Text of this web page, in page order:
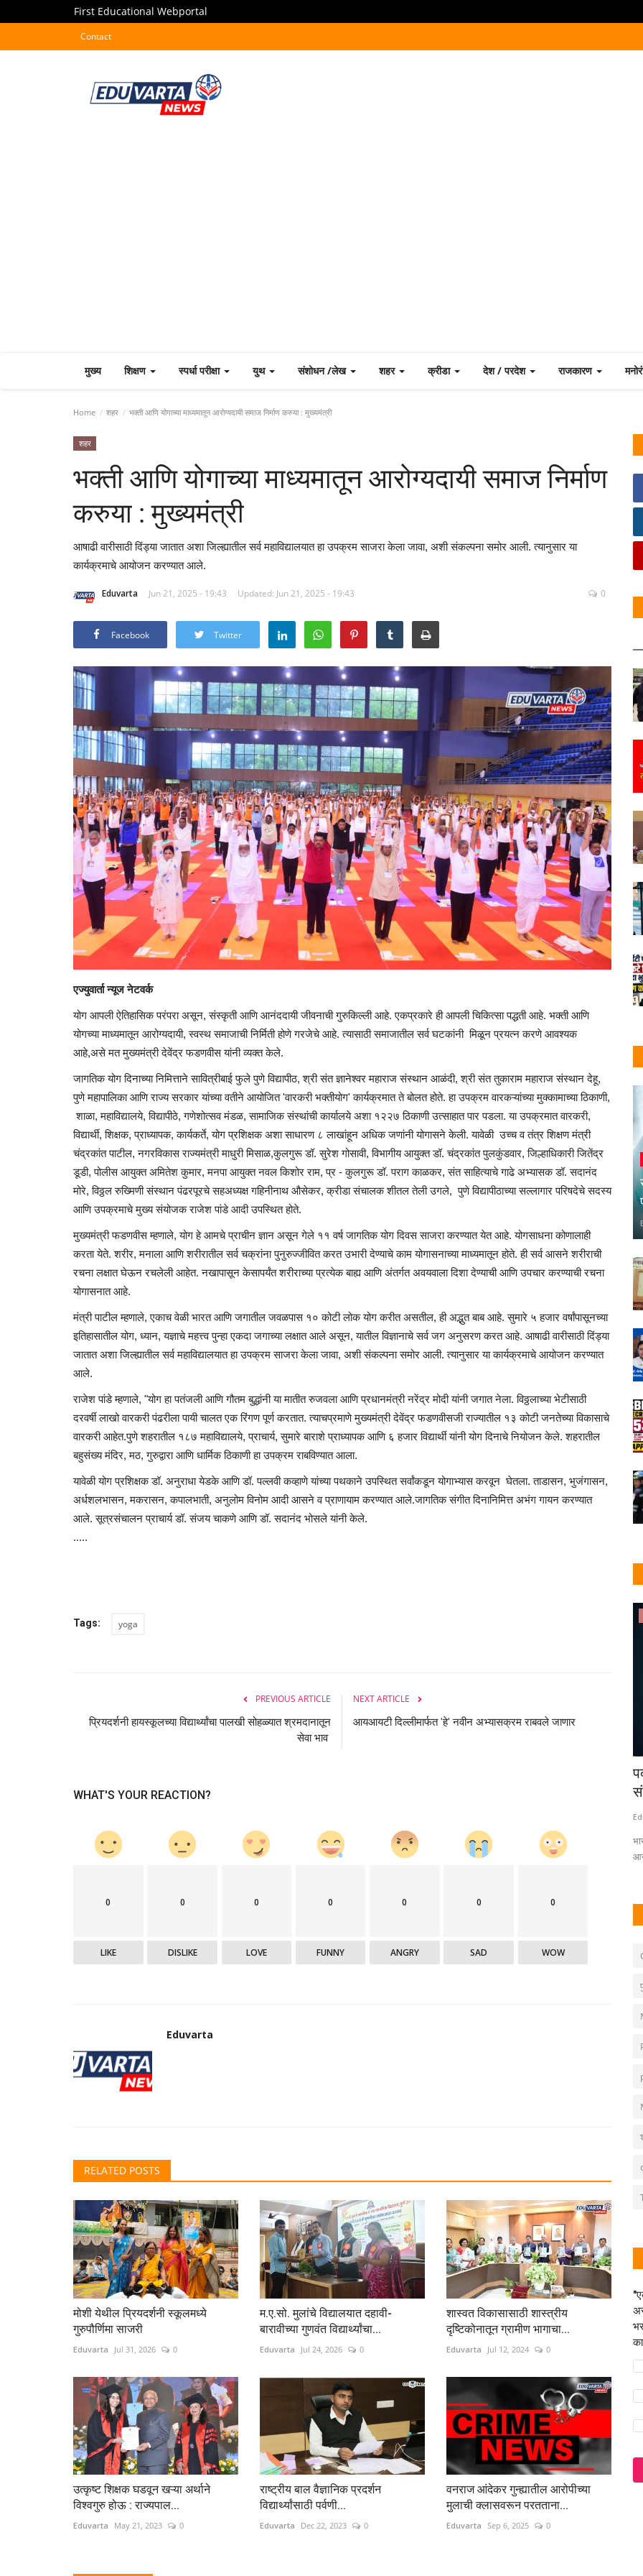
First Educational Webportal
Contact
मुख्य शिक्षण स्पर्धा परीक्षा युथ संशोधन /लेख शहर क्रीडा देश / परदेश राजकारण
Home शहर भक्ती आणि योगाच्या माध्यमातून आरोग्यदायी समाज निर्माण करुया : मुख्यमंत्री
शहर
भक्ती आणि योगाच्या माध्यमातून आरोग्यदायी समाज निर्माण
करुया : मुख्यमंत्री
आषाढी वारीसाठी दिंड्या जातात अशा जिल्ह्यातील सर्व महाविद्यालयात हा उपक्रम साजरा केला जावा, अशी संकल्पना समोर आली. त्यानुसार या
कार्यक्रमाचे आयोजन करण्यात आले.
Eduvarta Jun 21, 2025 - 19:43 Updated: Jun 21, 2025 - 19:43 0
Facebook Twitter
एज्युवार्ता न्यूज नेटवर्क
योग आपली ऐतिहासिक परंपरा असून, संस्कृती आणि आनंददायी जीवनाची गुरुकिल्ली आहे. एकप्रकारे ही आपली चिकित्सा पद्धती आहे. भक्ती आणि
योगच्या माध्यमातून आरोग्यदायी, स्वस्थ समाजाची निर्मिती होणे गरजेचे आहे. त्यासाठी समाजातील सर्व घटकांनी मिळून प्रयत्न करणे आवश्यक
आहे,असे मत मुख्यमंत्री देवेंद्र फडणवीस यांनी व्यक्त केले.
जागतिक योग दिनाच्या निमित्ताने सावित्रीबाई फुले पुणे विद्यापीठ, श्री संत ज्ञानेश्वर महाराज संस्थान आळंदी, श्री संत तुकाराम महाराज संस्थान देहू,
पुणे महापालिका आणि राज्य सरकार यांच्या वतीने आयोजित 'वारकरी भक्तीयोग' कार्यक्रमात ते बोलत होते. हा उपक्रम वारकऱ्यांच्या मुक्कामाच्या ठिकाणी,
शाळा, महाविद्यालये, विद्यापीठे, गणेशोत्सव मंडळ, सामाजिक संस्थांची कार्यालये अशा १२२७ ठिकाणी उत्साहात पार पडला. या उपक्रमात वारकरी,
विद्यार्थी, शिक्षक, प्राध्यापक, कार्यकर्ते, योग प्रशिक्षक अशा साधारण ८ लाखांहून अधिक जणांनी योगासने केली. यावेळी उच्च व तंत्र शिक्षण मंत्री
चंद्रकांत पाटील, नगरविकास राज्यमंत्री माधुरी मिसाळ,कुलगुरू डॉ. सुरेश गोसावी, विभागीय आयुक्त डॉ. चंद्रकांत पुलकुंडवार, जिल्हाधिकारी जितेंद्र
डूडी, पोलीस आयुक्त अमितेश कुमार, मनपा आयुक्त नवल किशोर राम, प्र - कुलगुरू डॉ. पराग काळकर, संत साहित्याचे गाढे अभ्यासक डॉ. सदानंद
मोरे, विठ्ठल रुख्मिणी संस्थान पंढरपूरचे सहअध्यक्ष गहिनीनाथ औसेकर, क्रीडा संचालक शीतल तेली उगले, पुणे विद्यापीठाच्या सल्लागार परिषदेचे सदस्य
आणि उपक्रमाचे मुख्य संयोजक राजेश पांडे आदी उपस्थित होते.
मुख्यमंत्री फडणवीस म्हणाले, योग हे आमचे प्राचीन ज्ञान असून गेले ११ वर्ष जागतिक योग दिवस साजरा करण्यात येत आहे. योगसाधना कोणालाही
करता येते. शरीर, मनाला आणि शरीरातील सर्व चक्रांना पुनुरुज्जीवित करत उभारी देण्याचे काम योगासनाच्या माध्यमातून होते. ही सर्व आसने शरीराची
रचना लक्षात घेऊन रचलेली आहेत. नखापासून केसापर्यंत शरीराच्या प्रत्येक बाह्य आणि अंतर्गत अवयवाला दिशा देण्याची आणि उपचार करण्याची रचना
योगासनात आहे.
मंत्री पाटील म्हणाले, एकाच वेळी भारत आणि जगातील जवळपास १० कोटी लोक योग करीत असतील, ही अद्भुत बाब आहे. सुमारे ५ हजार वर्षांपासूनच्या
इतिहासातील योग, ध्यान, यज्ञाचे महत्त्व पुन्हा एकदा जगाच्या लक्षात आले असून, यातील विज्ञानाचे सर्व जग अनुसरण करत आहे. आषाढी वारीसाठी दिंड्या
जातात अशा जिल्ह्यातील सर्व महाविद्यालयात हा उपक्रम साजरा केला जावा, अशी संकल्पना समोर आली. त्यानुसार या कार्यक्रमाचे आयोजन करण्यात
आले.
राजेश पांडे म्हणाले, "योग हा पतंजली आणि गौतम बुद्धांनी या मातीत रुजवला आणि प्रधानमंत्री नरेंद्र मोदी यांनी जगात नेला. विठ्ठलाच्या भेटीसाठी
दरवर्षी लाखो वारकरी पंढरीला पायी चालत एक रिंगण पूर्ण करतात. त्याचप्रमाणे मुख्यमंत्री देवेंद्र फडणवीसजी राज्यातील १३ कोटी जनतेच्या विकासाचे
वारकरी आहेत.पुणे शहरातील १८७ महाविद्यालये, प्राचार्य, सुमारे बाराशे प्राध्यापक आणि ६ हजार विद्यार्थी यांनी योग दिनाचे नियोजन केले. शहरातील
बहुसंख्य मंदिर, मठ, गुरुद्वारा आणि धार्मिक ठिकाणी हा उपक्रम राबविण्यात आला.
यावेळी योग प्रशिक्षक डॉ. अनुराधा येडके आणि डॉ. पल्लवी कव्हाणे यांच्या पथकाने उपस्थित सर्वांकडून योगाभ्यास करवून घेतला. ताडासन, भुजंगासन,
अर्धशलभासन, मकरासन, कपालभाती, अनुलोम विनोम आदी आसने व प्राणायाम करण्यात आले.जागतिक संगीत दिनानिमित्त अभंग गायन करण्यात
आले. सूत्रसंचालन प्राचार्य डॉ. संजय चाकणे आणि डॉ. सदानंद भोसले यांनी केले.
.....
Tags: yoga
PREVIOUS ARTICLE
प्रियदर्शनी हायस्कूलच्या विद्यार्थ्यांचा पालखी सोहळ्यात श्रमदानातून
सेवा भाव
NEXT ARTICLE
आयआयटी दिल्लीमार्फत 'हे' नवीन अभ्यासक्रम राबवले जाणार
WHAT'S YOUR REACTION?
0
LIKE
0
DISLIKE
0
LOVE
0
FUNNY
0
ANGRY
0
SAD
0
WOW
Eduvarta
RELATED POSTS
मोशी येथील प्रियदर्शनी स्कूलमध्ये
गुरुपौर्णिमा साजरी
Eduvarta Jul 31, 2026 0
म.ए.सो. मुलांचे विद्यालयात दहावी-
बारावीच्या गुणवंत विद्यार्थ्यांचा...
Eduvarta Jul 24, 2026 0
शास्वत विकासासाठी शास्त्रीय
दृष्टिकोनातून ग्रामीण भागाचा...
Eduvarta Jul 12, 2024 0
उत्कृष्ट शिक्षक घडवून खऱ्या अर्थाने
विश्वगुरु होऊ : राज्यपाल...
Eduvarta May 21, 2023 0
राष्ट्रीय बाल वैज्ञानिक प्रदर्शन
विद्यार्थ्यांसाठी पर्वणी...
Eduvarta Dec 22, 2023 0
वनराज आंदेकर गुन्ह्यातील आरोपीच्या
मुलाची क्लासवरून परतताना...
Eduvarta Sep 6, 2025 0
मध्यवर्ती...
सरकारी नोकरीच्या शोधात असलेल्या बेरोजगार तरुणांसाठी महत्त्वाची अपडेट समोर
आली आहे....
छत्रपती संभाजीनगर येथे क्रीडा विद्यापीठ स्थापन करण्याचा निर्णय राज्य सरकारने
घेतला...